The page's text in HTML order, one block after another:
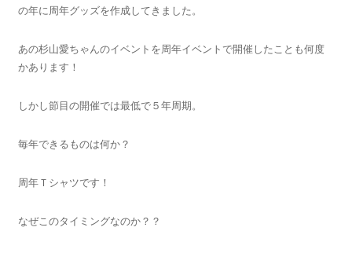
の年に周年グッズを作成してきました。
あの杉山愛ちゃんのイベントを周年イベントで開催したことも何度
かあります！
しかし節目の開催では最低で５年周期。
毎年できるものは何か？
周年Ｔシャツです！
なぜこのタイミングなのか？？